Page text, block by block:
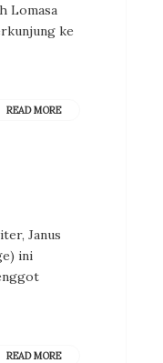
Lomasa
ke
READ MORE
Janus
ini
READ MORE